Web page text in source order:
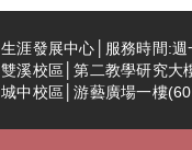
生涯發展中心│服務時間:
雙溪校區│第二教學研究
城中校區│游藝廣場一樓